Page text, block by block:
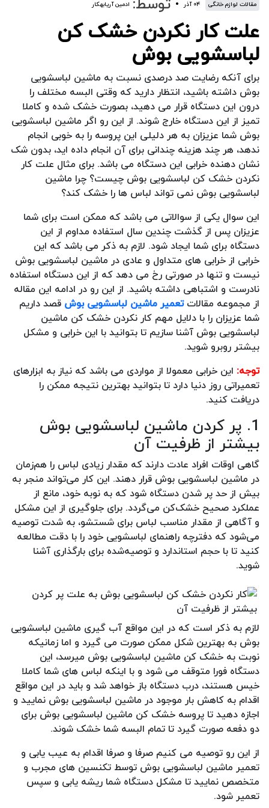
مقالات لوازم خانگی ۰۴ آذر ادمین آریابهکار
علت کار نکردن خشک کن
لباسشویی بوش
برای آنکه رضایت صد درصدی نسبت به ماشین لباسشویی
بوش داشته باشید، انتظار دارید که وقتی البسه مختلف را
درون این دستگاه قرار می دهید، بصورت خشک شده و کاملا
تمیز از این دستگاه خارج شوند. از این رو اگر ماشین لباسشویی
بوش شما عزیزان به هر دلیلی این پروسه را به خوبی انجام
ندهد، هر چند هزینه چندانی برای آن انجام داده اید، بدون شک
نشان دهنده خرابی این دستگاه می باشد. برای مثال علت کار
نکردن خشک کن لباسشویی بوش چیست؟ چرا ماشین
لباسشویی بوش نمی تواند لباس ها را خشک کند؟
این سوال یکی از سوالاتی می باشد که ممکن است برای شما
عزیزان پس از گذشت چندین سال استفاده مداوم از این
دستگاه برای شما ایجاد شود. لازم به ذکر می باشد که این
خرابی از خرابی های متداول و عادی در ماشین لباسشویی بوش
نیست و تنها در صورتی رخ می دهد که از این دستگاه استفاده
نادرست و اشتباهی داشته باشید. از این رو در ادامه این مقاله
از مجموعه مقالاتتعمیر ماشین لباسشویی بوش قصد داریم
شما عزیزان را با دلایل مهم کار نکردن خشک کن ماشین
لباسشویی بوش آشنا سازیم تا بتوانید با این خرابی و مشکل
بیشتر روبرو شوید.
توجه: این خرابی معمولا از مواردی می باشد که نیاز به ابزارهای
تعمیراتی روز دنیا دارد تا بتوانید بهترین نتیجه ممکن را
دریافت کنید.
1. پر کردن ماشین لباسشویی بوش
بیشتر از ظرفیت آن
گاهی اوقات افراد عادت دارند که مقدار زیادی لباس را هم‌زمان
در ماشین لباسشویی بوش قرار دهند. این کار می‌تواند منجر به
بیش از حد پر شدن دستگاه شود که به نوبه خود، مانع از
عملکرد صحیح خشک‌کن می‌گردد. برای جلوگیری از این مشکل
و آگاهی از مقدار مناسب لباس برای شستشو، به شدت توصیه
می‌شود که دفترچه راهنمای لباسشویی خود را با دقت مطالعه
کنید تا با حجم استاندارد و توصیه‌شده برای بارگذاری آشنا
شوید.
لازم به ذکر است که در این مواقع آب گیری ماشین لباسشویی
بوش به بهترین شکل ممکن صورت می گیرد و اما زمانیکه
نوبت به خشک کن ماشین لباسشویی بوش میرسد، این
دستگاه فورا متوقف می شود و با اینکه لباس های شما کاملا
خیس هستند، درب دستگاه باز خواهد شد و باید در این مواقع
اقدام به کاهش بار موجود در ماشین لباسشویی بوش نمایید و
اجازه دهید تا پروسه خشک کن ماشین لباسشویی بوش برای
دو دفعه صورت گیرد تا تمام البسه شما خشک شوند.
از این رو توصیه می کنیم صرفا و صرفا اقدام به عیب یابی و
تعمیر ماشین لباسشویی بوش توسط تکنسین های مجرب و
متخصص نمایید تا مشکل دستگاه شما ریشه یابی و سپس
تعمیر شود.